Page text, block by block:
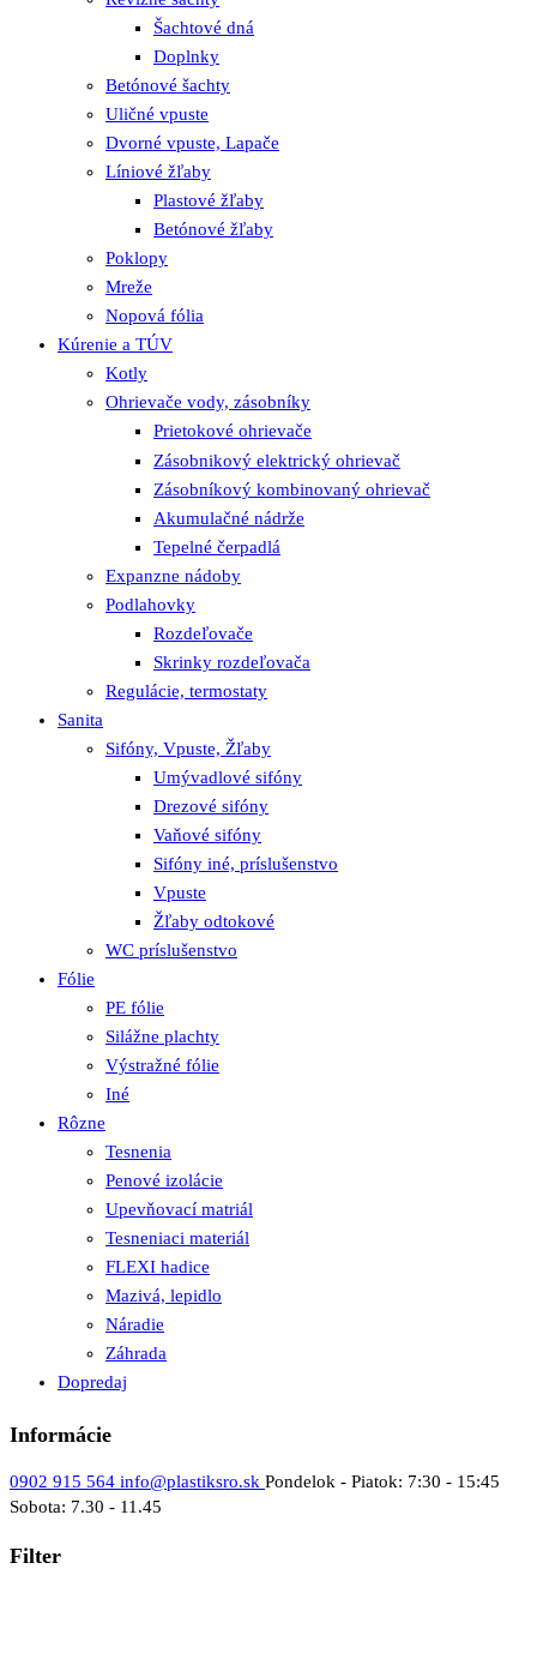
Šachtové dná
Doplnky
Betónové šachty
Uličné vpuste
Dvorné vpuste, Lapače
Líniové žľaby
Plastové žľaby
Betónové žľaby
Poklopy
Mreže
Nopová fólia
Kúrenie a TÚV
Kotly
Ohrievače vody, zásobníky
Prietokové ohrievače
Zásobnikový elektrický ohrievač
Zásobníkový kombinovaný ohrievač
Akumulačné nádrže
Tepelné čerpadlá
Expanzne nádoby
Podlahovky
Rozdeľovače
Skrinky rozdeľovača
Regulácie, termostaty
Sanita
Sifóny, Vpuste, Žľaby
Umývadlové sifóny
Drezové sifóny
Vaňové sifóny
Sifóny iné, príslušenstvo
Vpuste
Žľaby odtokové
WC príslušenstvo
Fólie
PE fólie
Silážne plachty
Výstražné fólie
Iné
Rôzne
Tesnenia
Penové izolácie
Upevňovací matriál
Tesneniaci materiál
FLEXI hadice
Mazivá, lepidlo
Náradie
Záhrada
Dopredaj
Informácie
0902 915 564 info@plastiksro.sk Pondelok - Piatok: 7:30 - 15:45
Sobota: 7.30 - 11.45
Filter